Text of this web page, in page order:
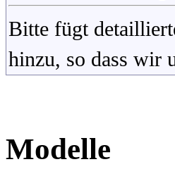
Bitte fügt
hinzu, so dass wir
Modelle